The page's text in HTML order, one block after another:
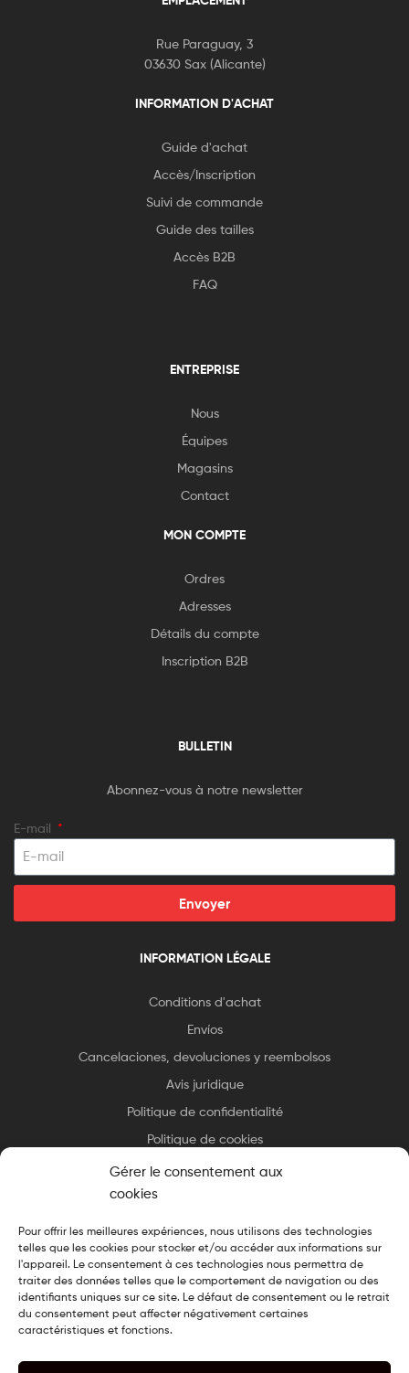
Gérer le consentement aux
cookies
Pour offrir les meilleures expériences, nous utilisons des technologies
telles que les cookies pour stocker et/ou accéder aux informations sur
l'appareil. Le consentement à ces technologies nous permettra de
traiter des données telles que le comportement de navigation ou des
identifiants uniques sur ce site. Le défaut de consentement ou le retrait
du consentement peut affecter négativement certaines
caractéristiques et fonctions.
Rue Paraguay, 3
03630 Sax (Alicante)
INFORMATION D'ACHAT
Guide d'achat
Accès/Inscription
Suivi de commande
Guide des tailles
Accès B2B
FAQ
ENTREPRISE
Nous
Équipes
Magasins
Contact
MON COMPTE
Ordres
Adresses
Détails du compte
Inscription B2B
BULLETIN
Abonnez-vous à notre newsletter
E-mail
Envoyer
INFORMATION LÉGALE
Conditions d'achat
Envíos
Cancelaciones, devoluciones y reembolsos
Avis juridique
Politique de confidentialité
Politique de cookies
Copyright © 2025 Essax.Tous droits réservés. Design cuisiné par
Le Chef du Web